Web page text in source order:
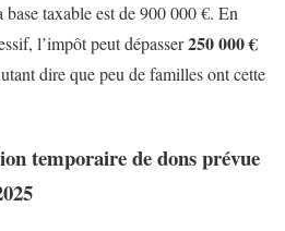
taxable est de 900 000 €. En
l’impôt peut dépasser250 000 €
dire que peu de familles ont cette
temporaire de dons prévue